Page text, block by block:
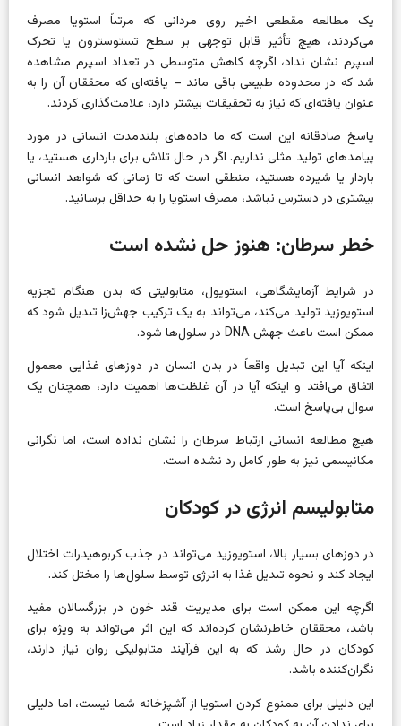
یک مطالعه مقطعی اخیر روی مردانی که مرتباً استویا مصرف
می‌کردند، هیچ تأثیر قابل توجهی بر سطح تستوسترون یا تحرک
اسپرم نشان نداد، اگرچه کاهش متوسطی در تعداد اسپرم مشاهده
شد که در محدوده طبیعی باقی ماند – یافته‌ای که محققان آن را به
عنوان یافته‌ای که نیاز به تحقیقات بیشتر دارد، علامت‌گذاری کردند.
پاسخ صادقانه این است که ما داده‌های بلندمدت انسانی در مورد
پیامدهای تولید مثلی نداریم. اگر در حال تلاش برای بارداری هستید، یا
باردار یا شیرده هستید، منطقی است که تا زمانی که شواهد انسانی
بیشتری در دسترس نباشد، مصرف استویا را به حداقل برسانید.
خطر سرطان: هنوز حل نشده است
در شرایط آزمایشگاهی، استویول، متابولیتی که بدن هنگام تجزیه
استویوزید تولید می‌کند، می‌تواند به یک ترکیب جهش‌زا تبدیل شود که
ممکن است باعث جهش DNA در سلول‌ها شود.
اینکه آیا این تبدیل واقعاً در بدن انسان در دوزهای غذایی معمول
اتفاق می‌افتد و اینکه آیا در آن غلظت‌ها اهمیت دارد، همچنان یک
سوال بی‌پاسخ است.
هیچ مطالعه انسانی ارتباط سرطان را نشان نداده است، اما نگرانی
مکانیسمی نیز به طور کامل رد نشده است.
متابولیسم انرژی در کودکان
در دوزهای بسیار بالا، استویوزید می‌تواند در جذب کربوهیدرات اختلال
ایجاد کند و نحوه تبدیل غذا به انرژی توسط سلول‌ها را مختل کند.
اگرچه این ممکن است برای مدیریت قند خون در بزرگسالان مفید
باشد، محققان خاطرنشان کرده‌اند که این اثر می‌تواند به ویژه برای
کودکان در حال رشد که به این فرآیند متابولیکی روان نیاز دارند،
نگران‌کننده باشد.
این دلیلی برای ممنوع کردن استویا از آشپزخانه شما نیست، اما دلیلی